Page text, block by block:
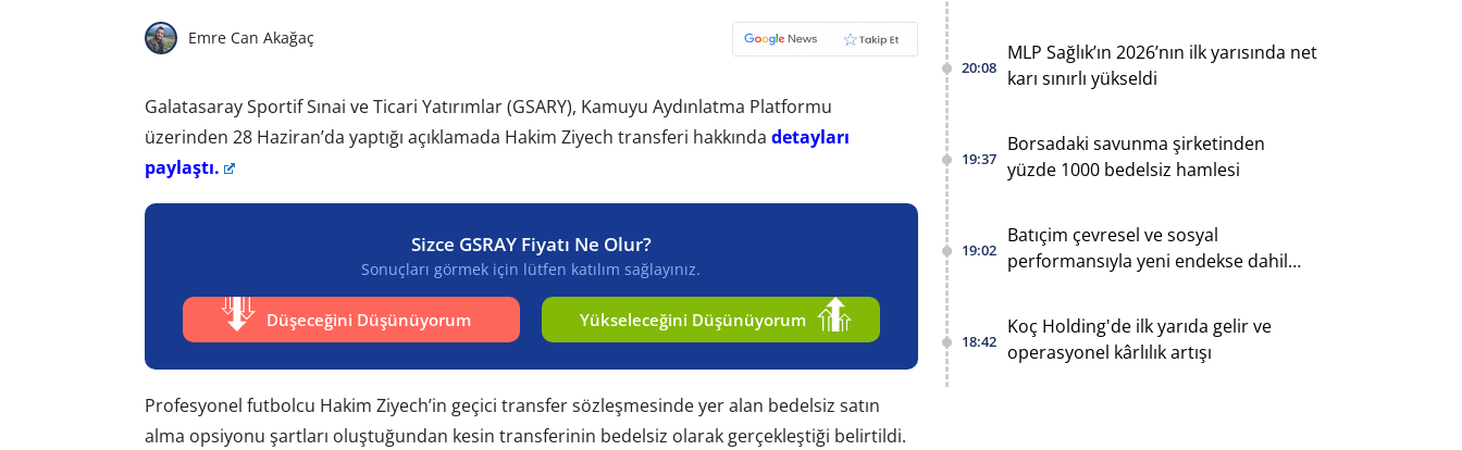
Emre Can Akağaç
Galatasaray Sportif Sınai ve Ticari Yatırımlar (GSARY), Kamuyu Aydınlatma Platformu
üzerinden 28 Haziran’da yaptığı açıklamada Hakim Ziyech transferi hakkında detayları
paylaştı.
Sizce GSRAY Fiyatı Ne Olur?
Sonuçları görmek için lütfen katılım sağlayınız.
Düşeceğini Düşünüyorum Yükseleceğini Düşünüyorum
Profesyonel futbolcu Hakim Ziyech’in geçici transfer sözleşmesinde yer alan bedelsiz satın
alma opsiyonu şartları oluştuğundan kesin transferinin bedelsiz olarak gerçekleştiği belirtildi.
20:08
MLP Sağlık’ın 2026’nın ilk yarısında net
karı sınırlı yükseldi
19:37
Borsadaki savunma şirketinden
yüzde 1000 bedelsiz hamlesi
19:02
Batıçim çevresel ve sosyal
performansıyla yeni endekse dahil
18:42
Koç Holding'de ilk yarıda gelir ve
operasyonel kârlılık artışı